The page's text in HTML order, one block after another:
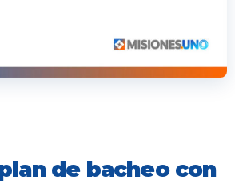
de bacheo con